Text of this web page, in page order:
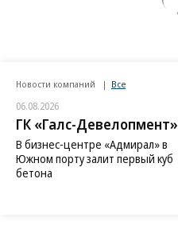
Новости компаний Все
06.08.2026
ГК «Галс-Девелопмент»
В бизнес-центре «Адмирал» в
Южном порту залит первый куб
бетона